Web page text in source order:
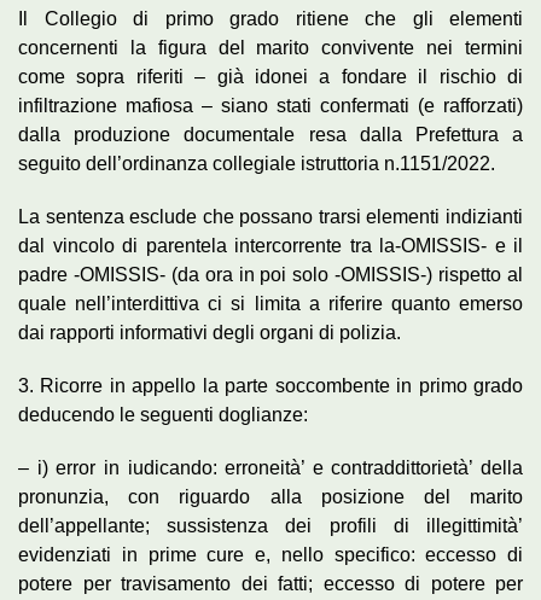
Il Collegio di primo grado ritiene che gli elementi
concernenti la figura del marito convivente nei termini
come sopra riferiti – già idonei a fondare il rischio di
infiltrazione mafiosa – siano stati confermati (e rafforzati)
dalla produzione documentale resa dalla Prefettura a
seguito dell’ordinanza collegiale istruttoria n.1151/2022.
La sentenza esclude che possano trarsi elementi indizianti
dal vincolo di parentela intercorrente tra la-OMISSIS- e il
padre -OMISSIS- (da ora in poi solo -OMISSIS-) rispetto al
quale nell’interdittiva ci si limita a riferire quanto emerso
dai rapporti informativi degli organi di polizia.
3. Ricorre in appello la parte soccombente in primo grado
deducendo le seguenti doglianze:
– i) error in iudicando: erroneità’ e contraddittorietà’ della
pronunzia, con riguardo alla posizione del marito
dell’appellante; sussistenza dei profili di illegittimità’
evidenziati in prime cure e, nello specifico: eccesso di
potere per travisamento dei fatti; eccesso di potere per